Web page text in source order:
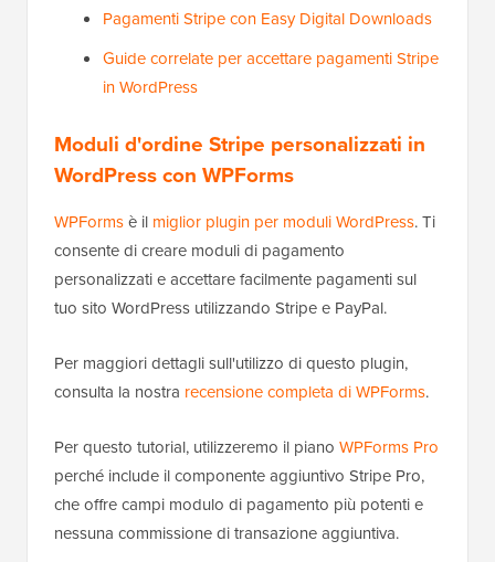
Pagamenti Stripe con Easy Digital Downloads
Guide correlate per accettare pagamenti Stripe
in WordPress
Moduli d'ordine Stripe personalizzati in
WordPress con WPForms
WPFormsè il miglior plugin per moduli WordPress. Ti
consente di creare moduli di pagamento
personalizzati e accettare facilmente pagamenti sul
tuo sito WordPress utilizzando Stripe e PayPal.
Per maggiori dettagli sull'utilizzo di questo plugin,
consulta la nostra recensione completa di WPForms.
Per questo tutorial, utilizzeremo il piano WPForms Pro
perché include il componente aggiuntivo Stripe Pro,
che offre campi modulo di pagamento più potenti e
nessuna commissione di transazione aggiuntiva.